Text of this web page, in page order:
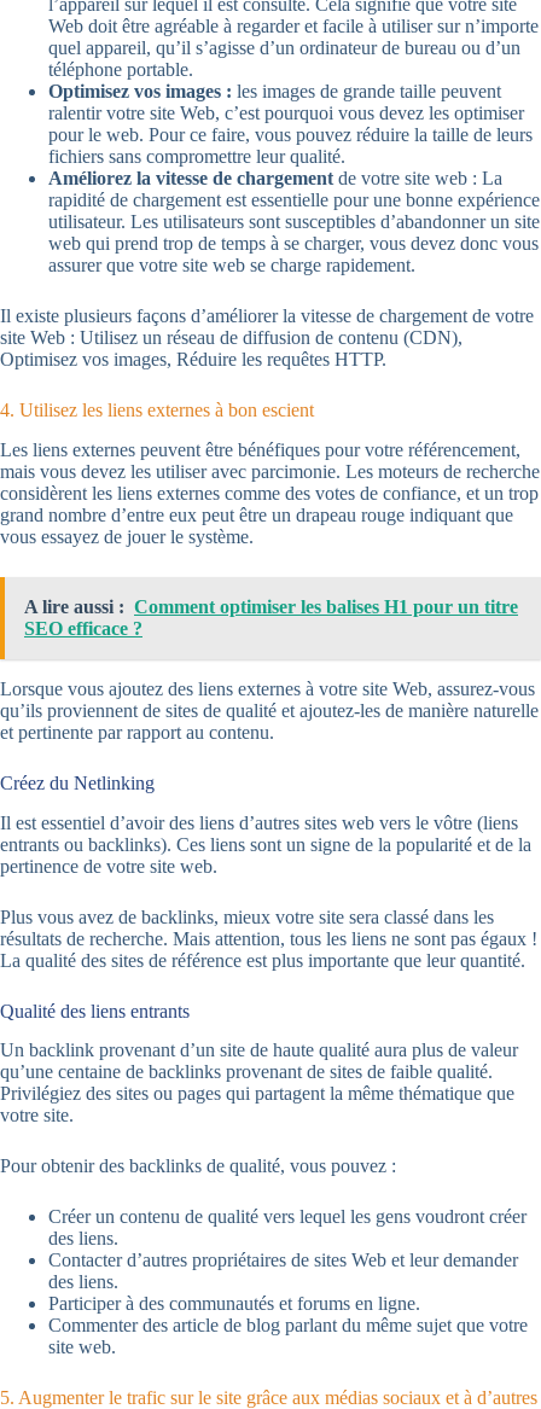
l’appareil sur lequel il est consulté. Cela signifie que votre site
Web doit être agréable à regarder et facile à utiliser sur n’importe
quel appareil, qu’il s’agisse d’un ordinateur de bureau ou d’un
téléphone portable.
Optimisez vos images : les images de grande taille peuvent
ralentir votre site Web, c’est pourquoi vous devez les optimiser
pour le web. Pour ce faire, vous pouvez réduire la taille de leurs
fichiers sans compromettre leur qualité.
Améliorez la vitesse de chargement de votre site web : La
rapidité de chargement est essentielle pour une bonne expérience
utilisateur. Les utilisateurs sont susceptibles d’abandonner un site
web qui prend trop de temps à se charger, vous devez donc vous
assurer que votre site web se charge rapidement.
Il existe plusieurs façons d’améliorer la vitesse de chargement de votre
site Web : Utilisez un réseau de diffusion de contenu (CDN),
Optimisez vos images, Réduire les requêtes HTTP.
4. Utilisez les liens externes à bon escient
Les liens externes peuvent être bénéfiques pour votre référencement,
mais vous devez les utiliser avec parcimonie. Les moteurs de recherche
considèrent les liens externes comme des votes de confiance, et un trop
grand nombre d’entre eux peut être un drapeau rouge indiquant que
vous essayez de jouer le système.
A lire aussi : Comment optimiser les balises H1 pour un titre
SEO efficace ?
Lorsque vous ajoutez des liens externes à votre site Web, assurez-vous
qu’ils proviennent de sites de qualité et ajoutez-les de manière naturelle
et pertinente par rapport au contenu.
Créez du Netlinking
Il est essentiel d’avoir des liens d’autres sites web vers le vôtre (liens
entrants ou backlinks). Ces liens sont un signe de la popularité et de la
pertinence de votre site web.
Plus vous avez de backlinks, mieux votre site sera classé dans les
résultats de recherche. Mais attention, tous les liens ne sont pas égaux !
La qualité des sites de référence est plus importante que leur quantité.
Qualité des liens entrants
Un backlink provenant d’un site de haute qualité aura plus de valeur
qu’une centaine de backlinks provenant de sites de faible qualité.
Privilégiez des sites ou pages qui partagent la même thématique que
votre site.
Pour obtenir des backlinks de qualité, vous pouvez :
Créer un contenu de qualité vers lequel les gens voudront créer
des liens.
Contacter d’autres propriétaires de sites Web et leur demander
des liens.
Participer à des communautés et forums en ligne.
Commenter des article de blog parlant du même sujet que votre
site web.
5. Augmenter le trafic sur le site grâce aux médias sociaux et à d’autres